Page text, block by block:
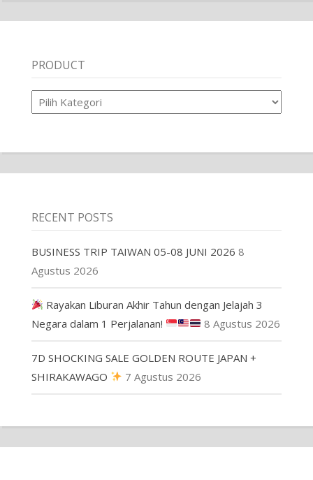
PRODUCT
Product
RECENT POSTS
BUSINESS TRIP TAIWAN 05-08 JUNI 2026 8
Agustus 2026
Rayakan Liburan Akhir Tahun dengan Jelajah 3
Negara dalam 1 Perjalanan!
8 Agustus 2026
7D SHOCKING SALE GOLDEN ROUTE JAPAN +
SHIRAKAWAGO
7 Agustus 2026